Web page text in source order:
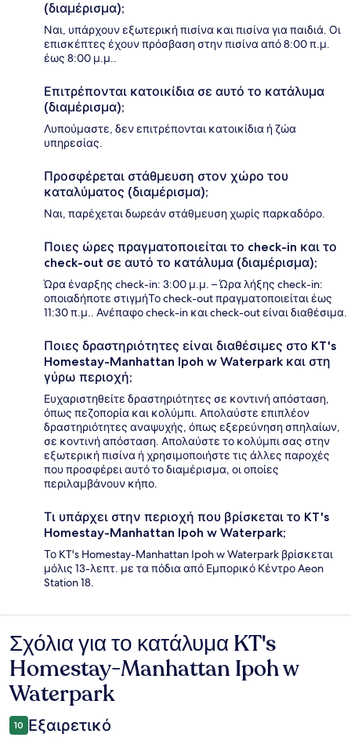
(διαμέρισμα);
Ναι, υπάρχουν εξωτερική πισίνα και πισίνα για παιδιά. Οι
επισκέπτες έχουν πρόσβαση στην πισίνα από 8:00 π.μ.
έως 8:00 μ.μ..
Επιτρέπονται κατοικίδια σε αυτό το κατάλυμα
(διαμέρισμα);
Λυπούμαστε, δεν επιτρέπονται κατοικίδια ή ζώα
υπηρεσίας.
Προσφέρεται στάθμευση στον χώρο του
καταλύματος (διαμέρισμα);
Ναι, παρέχεται δωρεάν στάθμευση χωρίς παρκαδόρο.
Ποιες ώρες πραγματοποιείται το check-in και το
check-out σε αυτό το κατάλυμα (διαμέρισμα);
Ώρα έναρξης check-in: 3:00 μ.μ. – Ώρα λήξης check-in:
οποιαδήποτε στιγμήΤο check-out πραγματοποιείται έως
11:30 π.μ.. Ανέπαφο check-in και check-out είναι διαθέσιμα.
Ποιες δραστηριότητες είναι διαθέσιμες στο KT's
Homestay-Manhattan Ipoh w Waterpark και στη
γύρω περιοχή;
Ευχαριστηθείτε δραστηριότητες σε κοντινή απόσταση,
όπως πεζοπορία και κολύμπι. Απολαύστε επιπλέον
δραστηριότητες αναψυχής, όπως εξερεύνηση σπηλαίων,
σε κοντινή απόσταση. Απολαύστε το κολύμπι σας στην
εξωτερική πισίνα ή χρησιμοποιήστε τις άλλες παροχές
που προσφέρει αυτό το διαμέρισμα, οι οποίες
περιλαμβάνουν κήπο.
Τι υπάρχει στην περιοχή που βρίσκεται το KT's
Homestay-Manhattan Ipoh w Waterpark;
Το KT's Homestay-Manhattan Ipoh w Waterpark βρίσκεται
μόλις 13-λεπτ. με τα πόδια από Εμπορικό Κέντρο Aeon
Station 18.
Σχόλια
Σχόλια για το κατάλυμα KT's
Homestay-Manhattan Ipoh w
Waterpark
10 Εξαιρετικό